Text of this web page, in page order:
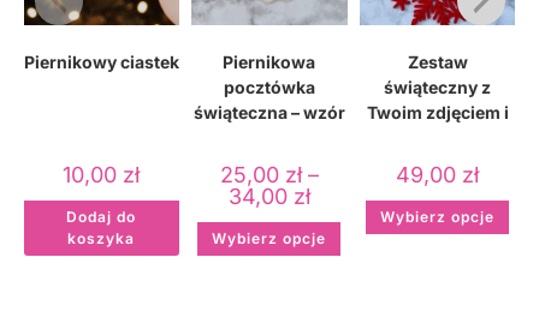
Piernikowy ciastek
10,00 zł
Dodaj do
koszyka
Piernikowa
pocztówka
świąteczna – wzór
25,00 zł –
34,00 zł
Wybierz opcje
Zestaw
świąteczny z
Twoim zdjęciem i
49,00 zł
Wybierz opcje